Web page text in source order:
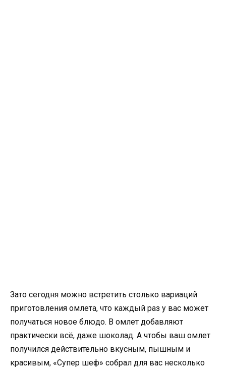
Зато сегодня можно встретить столько вариаций
приготовления омлета, что каждый раз у вас может
получаться новое блюдо. В омлет добавляют
практически всё, даже шоколад. А чтобы ваш омлет
получился действительно вкусным, пышным и
красивым, «Супер шеф» собрал для вас несколько